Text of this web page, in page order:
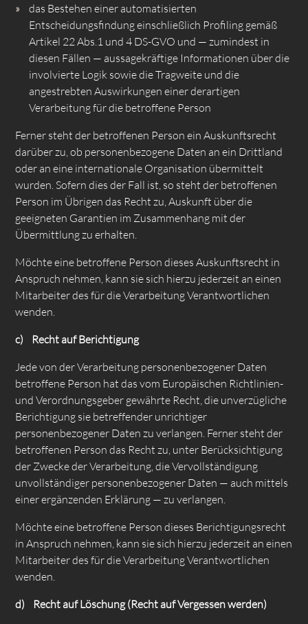
das Bestehen einer automatisierten
Entscheidungsfindung einschließlich Profiling gemäß
Artikel 22 Abs.1 und 4 DS-GVO und — zumindest in
diesen Fällen — aussagekräftige Informationen über die
involvierte Logik sowie die Tragweite und die
angestrebten Auswirkungen einer derartigen
Verarbeitung für die betroffene Person
Ferner steht der betroffenen Person ein Auskunftsrecht
darüber zu, ob personenbezogene Daten an ein Drittland
oder an eine internationale Organisation übermittelt
wurden. Sofern dies der Fall ist, so steht der betroffenen
Person im Übrigen das Recht zu, Auskunft über die
geeigneten Garantien im Zusammenhang mit der
Übermittlung zu erhalten.
Möchte eine betroffene Person dieses Auskunftsrecht in
Anspruch nehmen, kann sie sich hierzu jederzeit an einen
Mitarbeiter des für die Verarbeitung Verantwortlichen
wenden.
c) Recht auf Berichtigung
Jede von der Verarbeitung personenbezogener Daten
betroffene Person hat das vom Europäischen Richtlinien-
und Verordnungsgeber gewährte Recht, die unverzügliche
Berichtigung sie betreffender unrichtiger
personenbezogener Daten zu verlangen. Ferner steht der
betroffenen Person das Recht zu, unter Berücksichtigung
der Zwecke der Verarbeitung, die Vervollständigung
unvollständiger personenbezogener Daten — auch mittels
einer ergänzenden Erklärung — zu verlangen.
Möchte eine betroffene Person dieses Berichtigungsrecht
in Anspruch nehmen, kann sie sich hierzu jederzeit an einen
Mitarbeiter des für die Verarbeitung Verantwortlichen
wenden.
d) Recht auf Löschung (Recht auf Vergessen werden)